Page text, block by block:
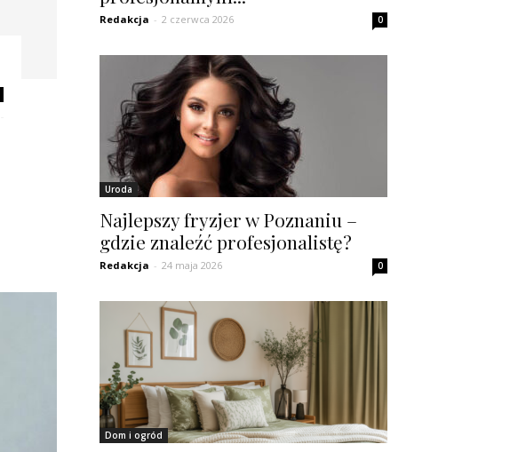
Redakcja - 2 czerwca 2026 0
Uroda
Najlepszy fryzjer w Poznaniu –
gdzie znaleźć profesjonalistę?
Redakcja - 24 maja 2026 0
Dom i ogród